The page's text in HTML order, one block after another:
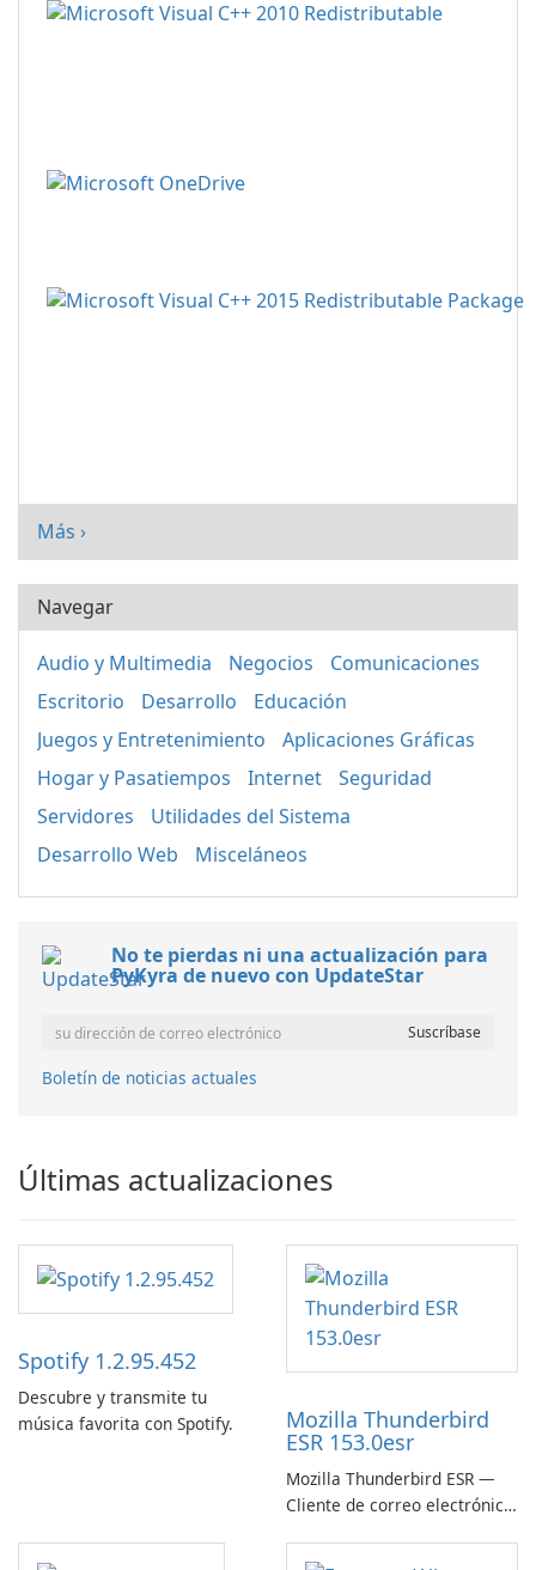
Más ›
Navegar
Audio y Multimedia Negocios
Comunicaciones
Escritorio
Desarrollo
Educación
Juegos y Entretenimiento
Aplicaciones Gráficas
Hogar y Pasatiempos
Internet
Seguridad
Servidores
Utilidades del Sistema
Desarrollo Web
Misceláneos
No te pierdas ni una actualización para
PyKyra de nuevo con UpdateStar
Boletín de noticias actuales
Últimas actualizaciones
Spotify 1.2.95.452
Descubre y transmite tu
música favorita con Spotify.
Mozilla Thunderbird
ESR 153.0esr
Mozilla Thunderbird ESR —
Cliente de correo electrónico
empresas